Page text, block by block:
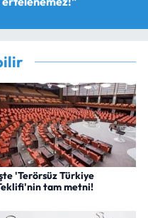
'Terörsüz Türkiye
tam metni!